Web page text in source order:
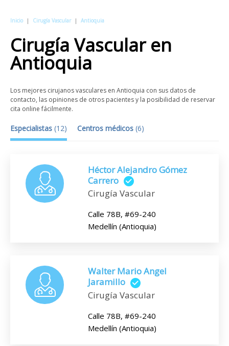
Inicio | Cirugía Vascular | Antioquia
Cirugía Vascularen
Antioquia
Los mejores cirujanos vasculares en Antioquia con sus datos de
contacto, las opiniones de otros pacientes y la posibilidad de reservar
cita online fácilmente.
Especialistas (12) Centros médicos (6)
Héctor Alejandro Gómez
Carrero
Cirugía Vascular
Calle 78B, #69-240
Medellín (Antioquia)
Walter Mario Angel
Jaramillo
Cirugía Vascular
Calle 78B, #69-240
Medellín (Antioquia)